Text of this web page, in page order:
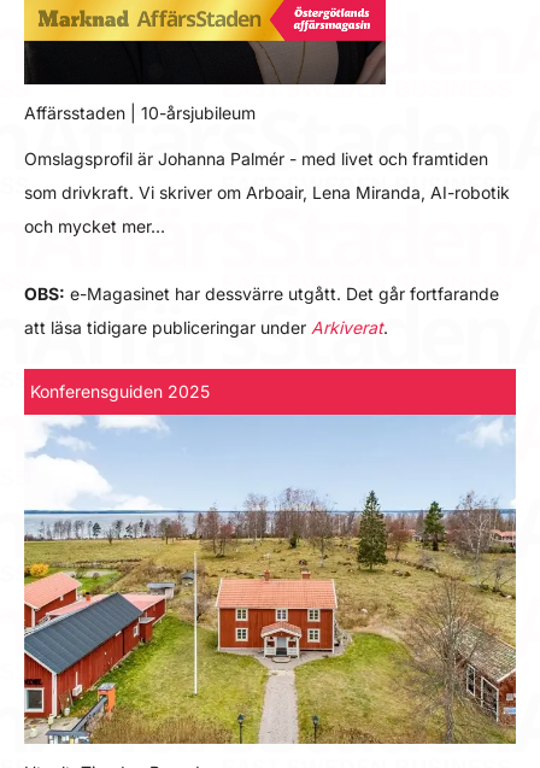
Affärsstaden | 10-årsjubileum
Omslagsprofil är Johanna Palmér - med livet och framtiden
som drivkraft. Vi skriver om Arboair, Lena Miranda, AI-robotik
och mycket mer…
OBS: e-Magasinet har dessvärre utgått. Det går fortfarande
att läsa tidigare publiceringar under Arkiverat.
Konferensguiden 2025